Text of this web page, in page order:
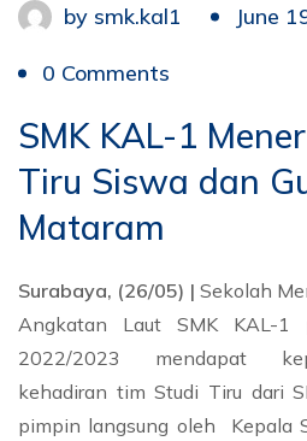
by smk.kal1 June
0 Comments
SMK KAL-1
Tiru Siswa dan
Mataram
Surabaya, (26/05) | Sekolah
Angkatan Laut SMK KAL-1
2022/2023 mendapat
kehadiran tim Studi Tiru dari
pimpin langsung oleh Kepala